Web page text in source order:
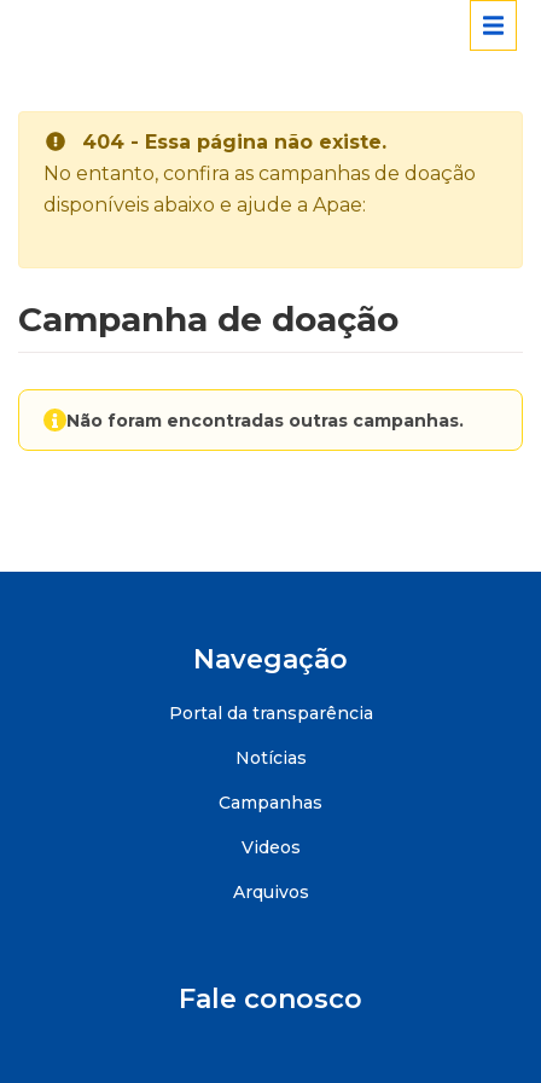
404 - Essa página não existe.
No entanto, confira as campanhas de doação
disponíveis abaixo e ajude a Apae:
Campanha de doação
Não foram encontradas outras campanhas.
Navegação
Portal da transparência
Notícias
Campanhas
Videos
Arquivos
Fale conosco